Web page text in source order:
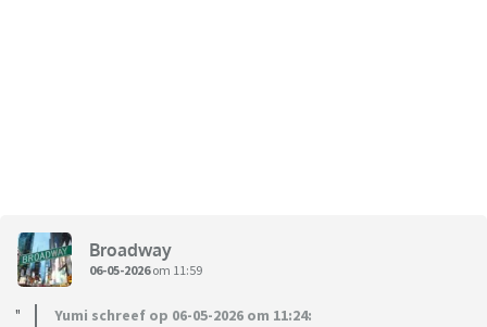
Broadway
06-05-2026om 11:59
Yumi schreef op 06-05-2026 om 11:24: